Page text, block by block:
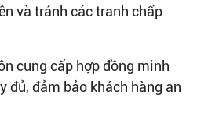
và tránh các tranh chấp
cung cấp hợp đồng minh
đủ, đảm bảo khách hàng an